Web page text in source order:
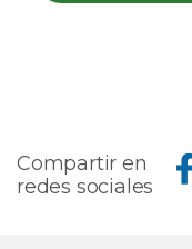
Compartir en
redes sociales
Compartir en Facebook